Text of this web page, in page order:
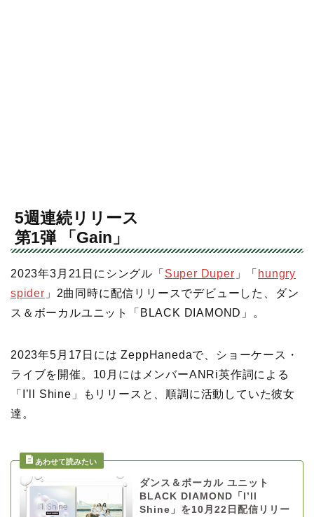
5週連続リリース
第1弾 「Gain」
2023年3月21日にシングル「 Super Duper 」「 hungry
spider 」2曲同時に配信リリースでデビューした、ダン
ス＆ボーカルユニット「BLACK DIAMOND」。
2023年5月17日には ZeppHanedaで、ショーケース・
ライブを開催。10月にはメンバーANRi英作詞による
「I’ll Shine」もリリースと、順調に活動していた彼女
達。
ダンス＆ボーカル ユニット
BLACK DIAMOND「I’ll
Shine」を10月22日配信リリー